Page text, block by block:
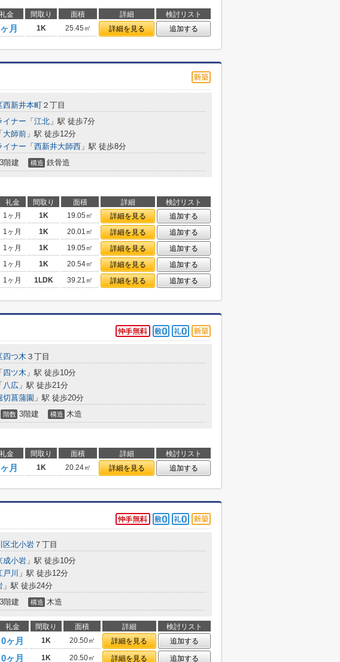
礼金 間取り 面積 詳細
検討リスト
月 1K 25.45㎡ 詳細を見る 追加する
西新井本町 ２丁目
イナー 「 江北 」駅 徒歩7分
「 大師前 」駅 徒歩12分
イナー 「 西新井大師西 」駅 徒歩8分
3階建 構造 鉄骨造
礼金 間取り 面積 詳細
検討リスト
1ヶ月 1K 19.05㎡ 詳細を見る
追加する
1ヶ月 1K 20.01㎡ 詳細を見る
追加する
1ヶ月 1K 19.05㎡ 詳細を見る
追加する
1ヶ月 1K 20.54㎡ 詳細を見る
追加する
1ヶ月 1LDK 39.21㎡ 詳細を見る 追加する
四つ木 ３丁目
「 四ツ木 」駅 徒歩10分
「 八広 」駅 徒歩21分
切菖蒲園 」駅 徒歩20分
階数 3階建 構造 木造
礼金 間取り 面積 詳細
検討リスト
月 1K 20.24㎡ 詳細を見る 追加する
区北小岩 ７丁目
成小岩 」駅 徒歩10分
戸川 」駅 徒歩12分
」駅 徒歩24分
3階建 構造 木造
礼金 間取り 面積 詳細
検討リスト
0ヶ月 1K 20.50㎡ 詳細を見る
追加する
0ヶ月 1K 20.50㎡ 詳細を見る 追加する